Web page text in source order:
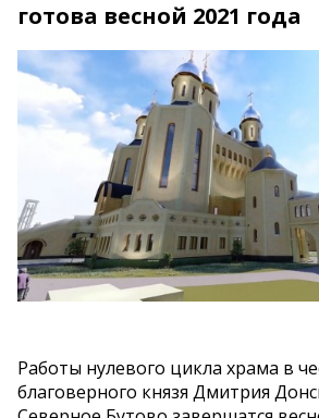
готова весной 2021 года
Работы нулевого цикла храма в
благоверного князя Дмитрия